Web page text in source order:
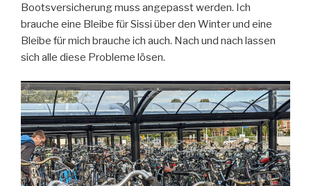
Bootsversicherung muss angepasst werden. Ich
brauche eine Bleibe für Sissi über den Winter und eine
Bleibe für mich brauche ich auch. Nach und nach lassen
sich alle diese Probleme lösen.